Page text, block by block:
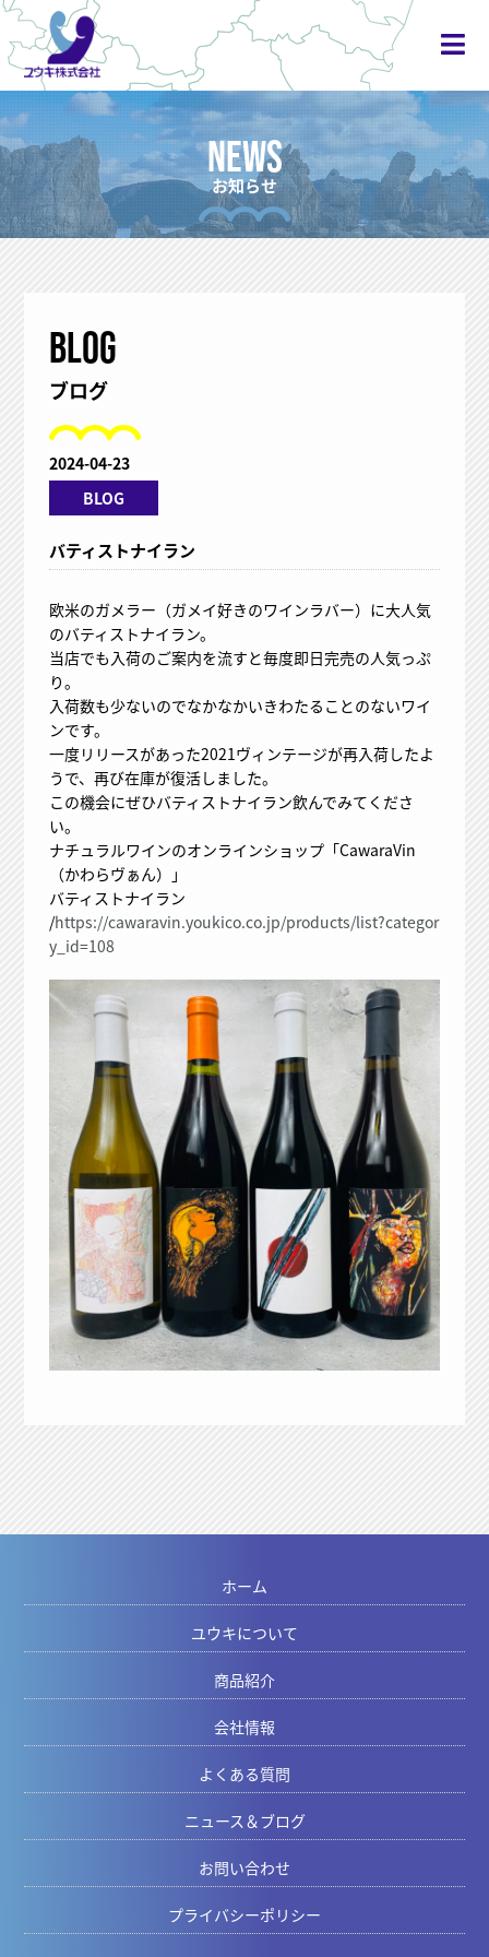
NEWS
お知らせ
BLOG
ブログ
2024-04-23
BLOG
バティストナイラン
欧米のガメラー（ガメイ好きのワインラバー）に大人気
のバティストナイラン。
当店でも入荷のご案内を流すと毎度即日完売の人気っぷ
り。
入荷数も少ないのでなかなかいきわたることのないワイ
ンです。
一度リリースがあった2021ヴィンテージが再入荷したよ
うで、再び在庫が復活しました。
この機会にぜひバティストナイラン飲んでみてくださ
い。
ナチュラルワインのオンラインショップ「CawaraVin
（かわらヴぁん）」
バティストナイラン
/https://cawaravin.youkico.co.jp/products/list?categor
y_id=108
ホーム
ユウキについて
商品紹介
会社情報
よくある質問
ニュース＆ブログ
お問い合わせ
プライバシーポリシー